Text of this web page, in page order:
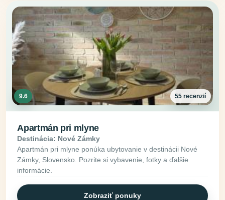
9.6 55 recenzií
Apartmán pri mlyne
Destinácia: Nové Zámky
Apartmán pri mlyne ponúka ubytovanie v destinácii Nové
Zámky, Slovensko. Pozrite si vybavenie, fotky a ďalšie
informácie.
Zobraziť ponuky